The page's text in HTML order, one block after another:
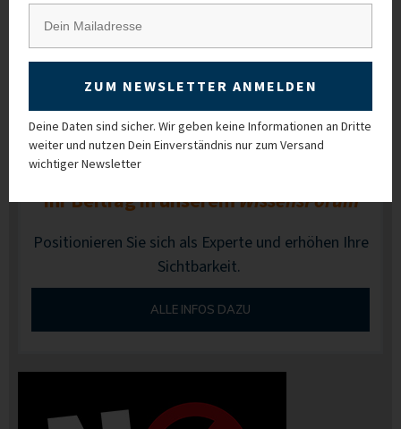
Ihr Beitrag in unseremWissensForum
Positionieren Sie sich als Experte und erhöhen Ihre
Sichtbarkeit.
ALLE INFOS DAZU
ZUM NEWSLETTER ANMELDEN
Deine Daten sind sicher. Wir geben keine Informationen an Dritte
weiter und nutzen Dein Einverständnis nur zum Versand
wichtiger Newsletter